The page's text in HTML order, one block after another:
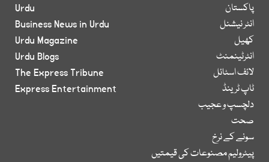
پاکستان
انٹر نیشنل
کھیل
انٹرٹینمنٹ
لائف اسٹائل
ٹاپ ٹرینڈ
دلچسپ و عجیب
صحت
سونے کے نرخ
پیٹرولیم مصنوعات کی قیمتیں
Urdu
Business News in Urdu
Urdu Magazine
Urdu Blogs
The Express Tribune
Express Entertainment